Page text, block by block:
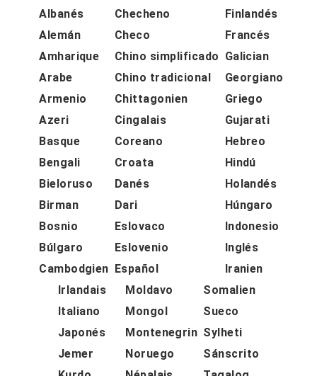
Albanés
Alemán
Amharique
Arabe
Armenio
Azeri
Basque
Bengali
Bieloruso
Birman
Bosnio
Búlgaro
Cambodgien
Checheno
Checo
Chino simplificado
Chino tradicional
Chittagonien
Cingalais
Coreano
Croata
Danés
Dari
Eslovaco
Eslovenio
Español
Finlandés
Francés
Galician
Georgiano
Griego
Gujarati
Hebreo
Hindú
Holandés
Húngaro
Indonesio
Inglés
Iranien
Irlandais
Italiano
Japonés
Jemer
Moldavo
Mongol
Montenegrin
Noruego
Somalien
Sueco
Sylheti
Sánscrito